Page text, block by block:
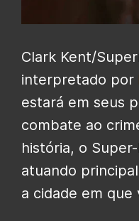
Clark Kent/
interpretado por
estará em seus
combate ao
história, o
atuando
a cidade em que